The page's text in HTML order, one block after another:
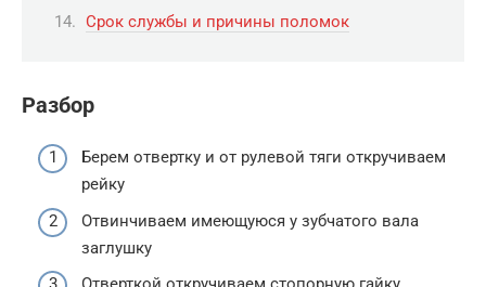
Срок службы и причины поломок
Разбор
Берем отвертку и от рулевой тяги откручиваем
рейку
Отвинчиваем имеющуюся у зубчатого вала
заглушку